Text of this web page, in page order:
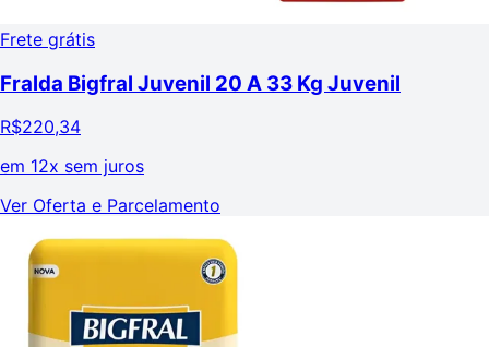
Frete grátis
Fralda Bigfral Juvenil 20 A 33 Kg Juvenil
R$220,34
em 12x sem juros
Ver Oferta e Parcelamento